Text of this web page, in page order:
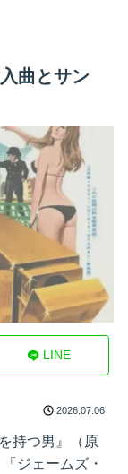
曲とサン
LINE
2026.07.06
持つ男』（原
ジェームズ・